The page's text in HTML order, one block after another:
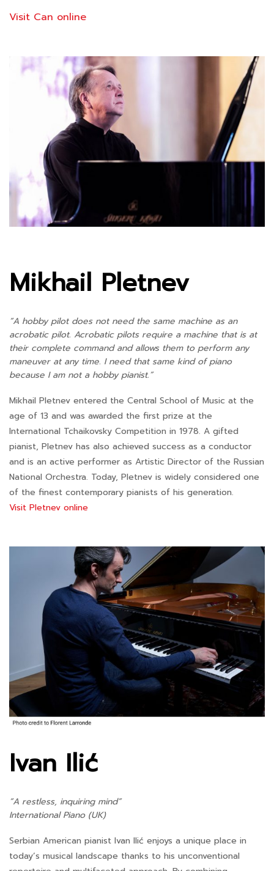
Visit Can online
Mikhail Pletnev
“A hobby pilot does not need the same machine as an
acrobatic pilot. Acrobatic pilots require a machine that is at
their complete command and allows them to perform any
maneuver at any time. I need that same kind of piano
because I am not a hobby pianist.”
Mikhail Pletnev entered the Central School of Music at the
age of 13 and was awarded the first prize at the
International Tchaikovsky Competition in 1978. A gifted
pianist, Pletnev has also achieved success as a conductor
and is an active performer as Artistic Director of the Russian
National Orchestra. Today, Pletnev is widely considered one
of the finest contemporary pianists of his generation.
Visit Pletnev online
Ivan Ilić
“A restless, inquiring mind”
International Piano (UK)
Serbian American pianist Ivan Ilić enjoys a unique place in
today’s musical landscape thanks to his unconventional